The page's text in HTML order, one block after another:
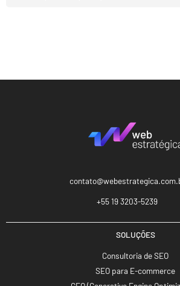
+55 19 3203-5239
SOLUÇÕES
Consultoria de SEO
SEO para E-commerce